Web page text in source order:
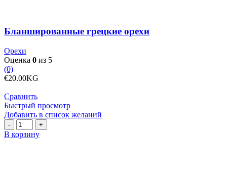
Бланшированные грецкие орехи
Орехи
Оценка 0 из 5
(0)
€20.00KG
Сравнить
Быстрый просмотр
Добавить в список желаний
Количество
товара
Бобы
В корзину